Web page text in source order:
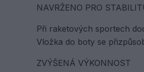
NAVRŽENO PRO
Při raketových sportech
Vložka do boty se
ZVÝŠENÁ VÝKONNOST